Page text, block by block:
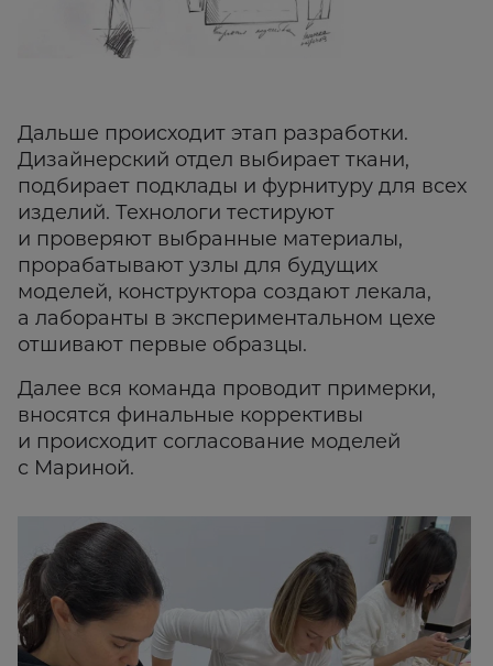
Дальше происходит этап разработки.
Дизайнерский отдел выбирает ткани,
подбирает подклады и фурнитуру для всех
изделий. Технологи тестируют
и проверяют выбранные материалы,
прорабатывают узлы для будущих
моделей, конструктора создают лекала,
а лаборанты в экспериментальном цехе
отшивают первые образцы.
Далее вся команда проводит примерки,
вносятся финальные коррективы
и происходит согласование моделей
с Мариной.